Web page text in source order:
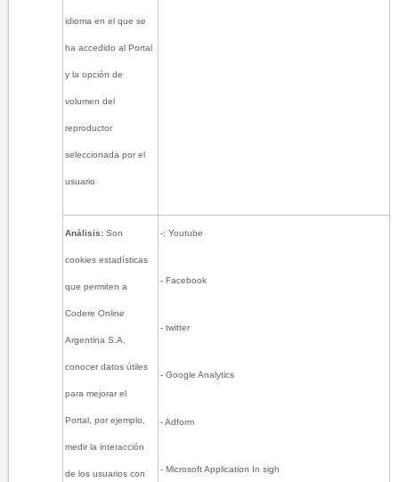
idioma en el que se
ha accedido al Portal
y la opción de
volumen del
reproductor
seleccionada por el
usuario
Análisis: Son
cookies estadísticas
que permiten a
Codere Online
Argentina S.A.
conocer datos útiles
para mejorar el
Portal, por ejemplo,
medir la interacción
de los usuarios con
-; Youtube
- Facebook
- twitter
- Google Analytics
- Adform
- Microsoft Application In sigh